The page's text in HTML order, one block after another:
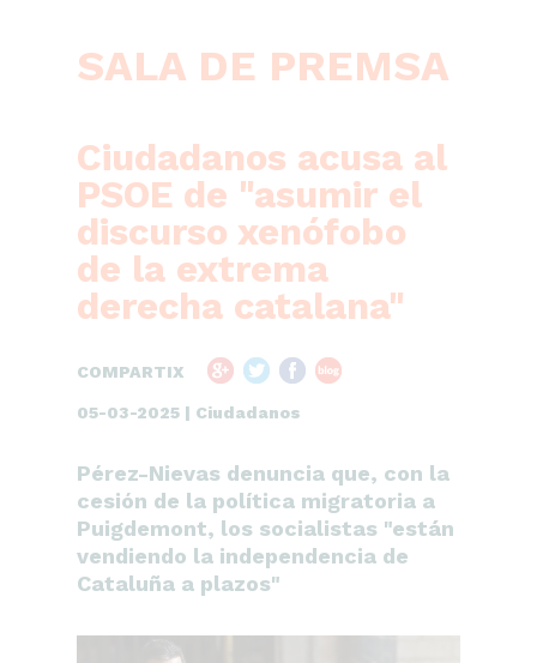
SALA DE PREMSA
Ciudadanos acusa al
PSOE de "asumir el
discurso xenófobo
de la extrema
derecha catalana"
COMPARTIX
05-03-2025 | Ciudadanos
Pérez-Nievas denuncia que, con la
cesión de la política migratoria a
Puigdemont, los socialistas "están
vendiendo la independencia de
Cataluña a plazos"